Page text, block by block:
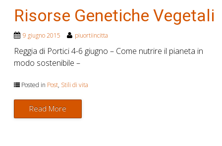
Risorse Genetiche Vegetali
9 giugno 2015 piuortiincitta
Reggia di Portici 4-6 giugno – Come nutrire il pianeta in
modo sostenibile –
Posted in Post, Stili di vita
Read More